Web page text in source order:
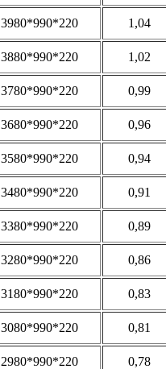
3980*990*220 1,04
3880*990*220 1,02
3780*990*220 0,99
3680*990*220 0,96
3580*990*220 0,94
3480*990*220 0,91
3380*990*220 0,89
3280*990*220 0,86
3180*990*220 0,83
3080*990*220 0,81
2980*990*220 0,78